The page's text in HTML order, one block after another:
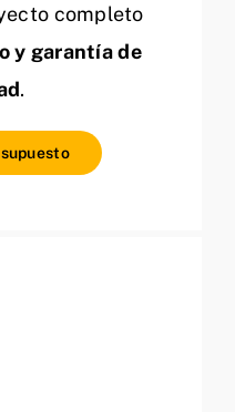
completo
y garantía de
.